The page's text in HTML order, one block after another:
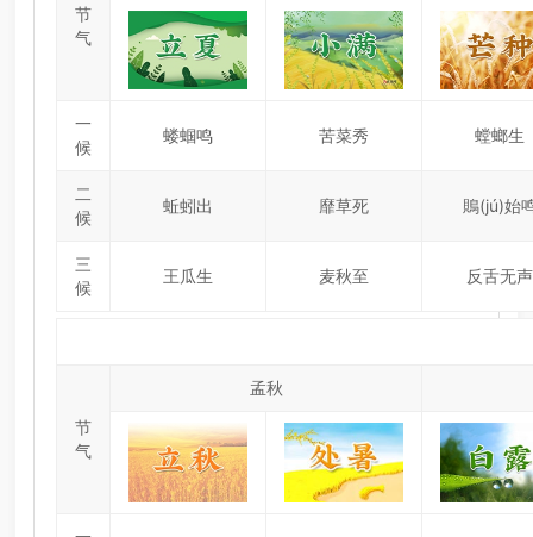
节
气
一
候
蝼蝈鸣 苦菜秀 螳螂生
二
候
蚯蚓出 靡草死 鵙(jú)始
三
候
王瓜生 麦秋至 反舌无声
节
气
孟秋